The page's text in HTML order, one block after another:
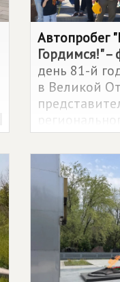
Автопробег
Гордимся!"
день 81-й
в Великой
"Молодежи
провели
ГОРДИМСЯ!".
память
возложили
городах
Батайск,
Ленинаван.